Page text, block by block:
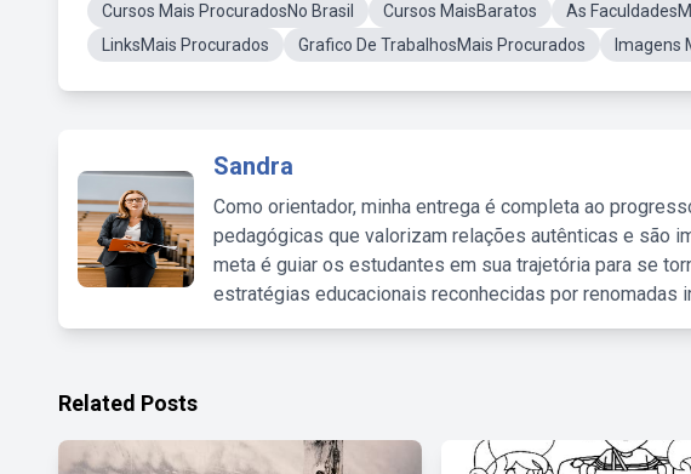
Cursos Mais ProcuradosNo Brasil
Cursos MaisBaratos As
LinksMais Procurados
Grafico De TrabalhosMais Procurados Imagens
Sandra
Como orientador, minha entrega é completa ao
pedagógicas que valorizam relações autênticas e são
meta é guiar os estudantes em sua trajetória para se
estratégias educacionais reconhecidas por renomadas
Related Posts